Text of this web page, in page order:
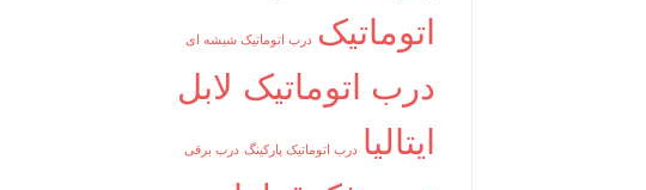
اتوماتیک درب اتوماتیک شیشه ای
درب اتوماتیک لابل
ایتالیا درب اتوماتیک پارکینگ درب برقی